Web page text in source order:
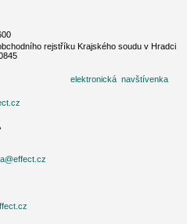
rejstříku Krajského soudu v Hradci
elektronická navštívenka